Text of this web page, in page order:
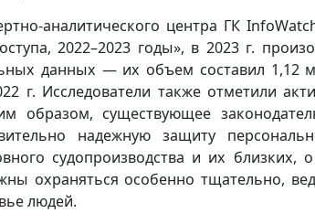
аналитического центра ГК
2022–2023 годы», в 2023 г.
данных — их объем составил 1,12
г. Исследователи также отметили
образом, существующее
надежную защиту
судопроизводства и их близких,
охраняться особенно тщательно,
людей.